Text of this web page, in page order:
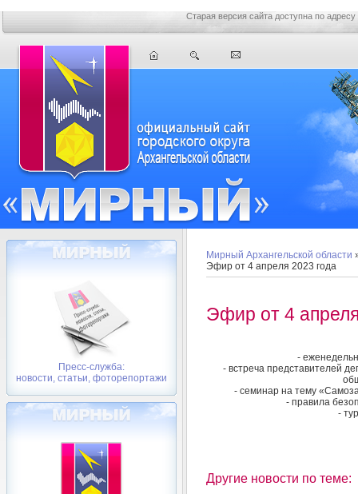
Старая версия сайта доступна по адресу
Пресс-служба:
новости, статьи, фоторепортажи
Мирный Архангельской области
Эфир от 4 апреля 2023 года
Эфир от 4
-
- встреча представителей
- семинар на тему
- правила
-
Другие новости по теме: